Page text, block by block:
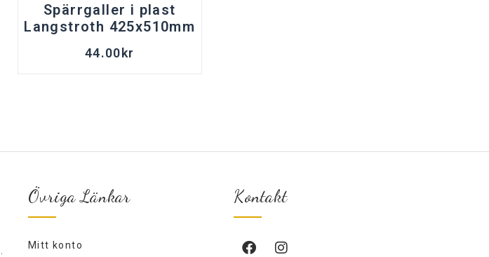
Spärrgaller i plast
Langstroth 425x510mm
44.00kr
Övriga Länkar
Mitt konto
Kontakt